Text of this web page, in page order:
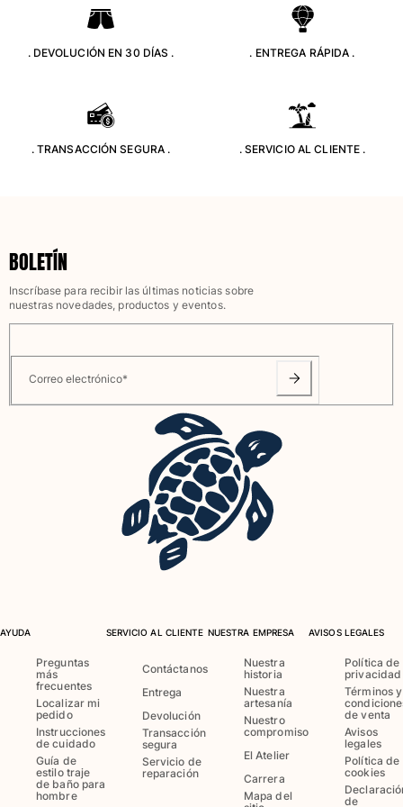
Clásico stretch
Trajes de baño Bordados
Trajes de baño mágicos
Ver todo Trajes de baño
Pret-a-porter
Sudaderas
Ver todo Pret-a-porter
Niña
Trajes de baño
Bañadores Una Pieza
Dos Piezas
Partes de abajo de bikini
Ver todo Trajes de baño
Monos
Pantalones cortos
Camisetas
Ver todo Pret-a-porter
Bebé
. DEVOLUCIÓN EN 30 DÍAS . . ENTREGA RÁPIDA .
. TRANSACCIÓN SEGURA . . SERVICIO AL CLIENTE .
BOLETÍN
Inscríbase para recibir las últimas noticias sobre
nuestras novedades, productos y eventos.
Correo electrónico*
AYUDA
Preguntas
más
frecuentes
Localizar mi
pedido
Instrucciones
de cuidado
Guía de
estilo traje
de baño para
hombre
SERVICIO AL CLIENTE
Contáctanos
Entrega
Devolución
Transacción
segura
Servicio de
reparación
NUESTRA EMPRESA
Nuestra
historia
Nuestra
artesanía
Nuestro
compromiso
El Atelier
Carrera
Mapa del
AVISOS LEGALES
Política de
privacidad
Términos y
de venta
Avisos
legales
Política de
cookies
de